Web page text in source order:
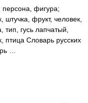
фигура;
штучка, фрукт, человек,
тип, гусь лапчатый,
птица Словарь русских
…